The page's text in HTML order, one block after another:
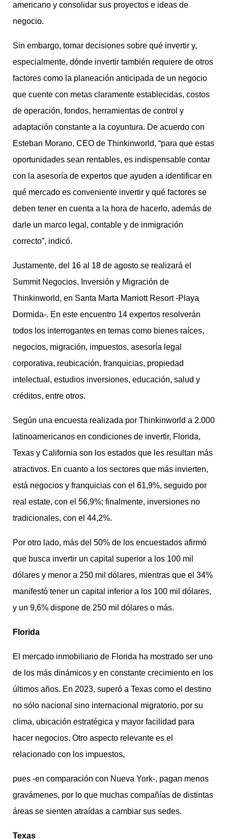
americano y consolidar sus proyectos e ideas de
negocio.
Sin embargo, tomar decisiones sobre qué invertir y,
especialmente, dónde invertir también requiere de otros
factores como la planeación anticipada de un negocio
que cuente con metas claramente establecidas, costos
de operación, fondos, herramientas de control y
adaptación constante a la coyuntura. De acuerdo con
Esteban Morano, CEO de Thinkinworld, “para que estas
oportunidades sean rentables, es indispensable contar
con la asesoría de expertos que ayuden a identificar en
qué mercado es conveniente invertir y qué factores se
deben tener en cuenta a la hora de hacerlo, además de
darle un marco legal, contable y de inmigración
correcto”, indicó.
Justamente, del 16 al 18 de agosto se realizará el
Summit Negocios, Inversión y Migración de
Thinkinworld, en Santa Marta Marriott Resort -Playa
Dormida-. En este encuentro 14 expertos resolverán
todos los interrogantes en temas como bienes raíces,
negocios, migración, impuestos, asesoría legal
corporativa, reubicación, franquicias, propiedad
intelectual, estudios inversiones, educación, salud y
créditos, entre otros.
Según una encuesta realizada por Thinkinworld a 2.000
latinoamericanos en condiciones de invertir, Florida,
Texas y California son los estados que les resultan más
atractivos. En cuanto a los sectores que más invierten,
está negocios y franquicias con el 61,9%, seguido por
real estate, con el 56,9%; finalmente, inversiones no
tradicionales, con el 44,2%.
Por otro lado, más del 50% de los encuestados afirmó
que busca invertir un capital superior a los 100 mil
dólares y menor a 250 mil dólares, mientras que el 34%
manifestó tener un capital inferior a los 100 mil dólares,
y un 9,6% dispone de 250 mil dólares o más.
Florida
El mercado inmobiliario de Florida ha mostrado ser uno
de los más dinámicos y en constante crecimiento en los
últimos años. En 2023, superó a Texas como el destino
no sólo nacional sino internacional migratorio, por su
clima, ubicación estratégica y mayor facilidad para
hacer negocios. Otro aspecto relevante es el
relacionado con los impuestos,
pues -en comparación con Nueva York-, pagan menos
gravámenes, por lo que muchas compañías de distintas
áreas se sienten atraídas a cambiar sus sedes.
Texas